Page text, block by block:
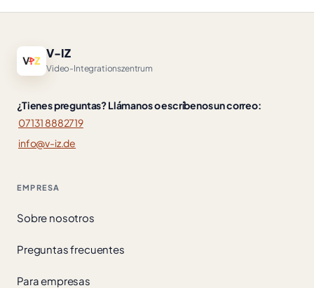
V-IZ
Video-Integrationszentrum
¿Tienes preguntas? Llámanos o escríbenos un correo:
07131 8882719
info@v-iz.de
EMPRESA
Sobre nosotros
Preguntas frecuentes
Para empresas